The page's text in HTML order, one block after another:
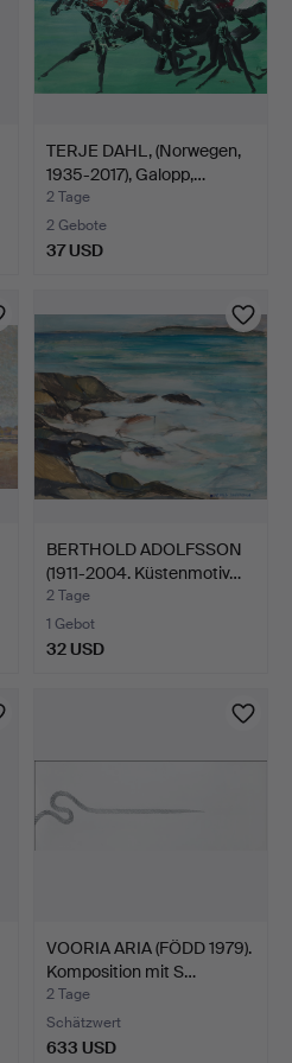
TERJE DAHL, (Norwegen,
1935-2017), Galopp,…
2 Tage
2 Gebote
37 USD
BERTHOLD ADOLFSSON
(1911-2004. Küstenmotiv…
2 Tage
1 Gebot
32 USD
VOORIA ARIA (FÖDD 1979).
Komposition mit S…
2 Tage
Schätzwert
633 USD